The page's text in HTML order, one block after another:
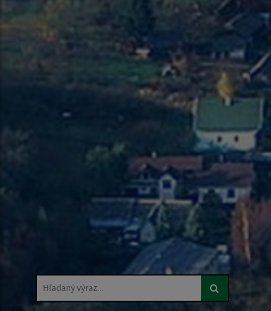
Hľadaný výraz...